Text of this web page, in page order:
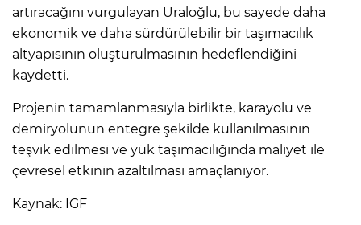
artıracağını vurgulayan Uraloğlu, bu sayede daha
ekonomik ve daha sürdürülebilir bir taşımacılık
altyapısının oluşturulmasının hedeflendiğini
kaydetti.
Projenin tamamlanmasıyla birlikte, karayolu ve
demiryolunun entegre şekilde kullanılmasının
teşvik edilmesi ve yük taşımacılığında maliyet ile
çevresel etkinin azaltılması amaçlanıyor.
Kaynak: IGF